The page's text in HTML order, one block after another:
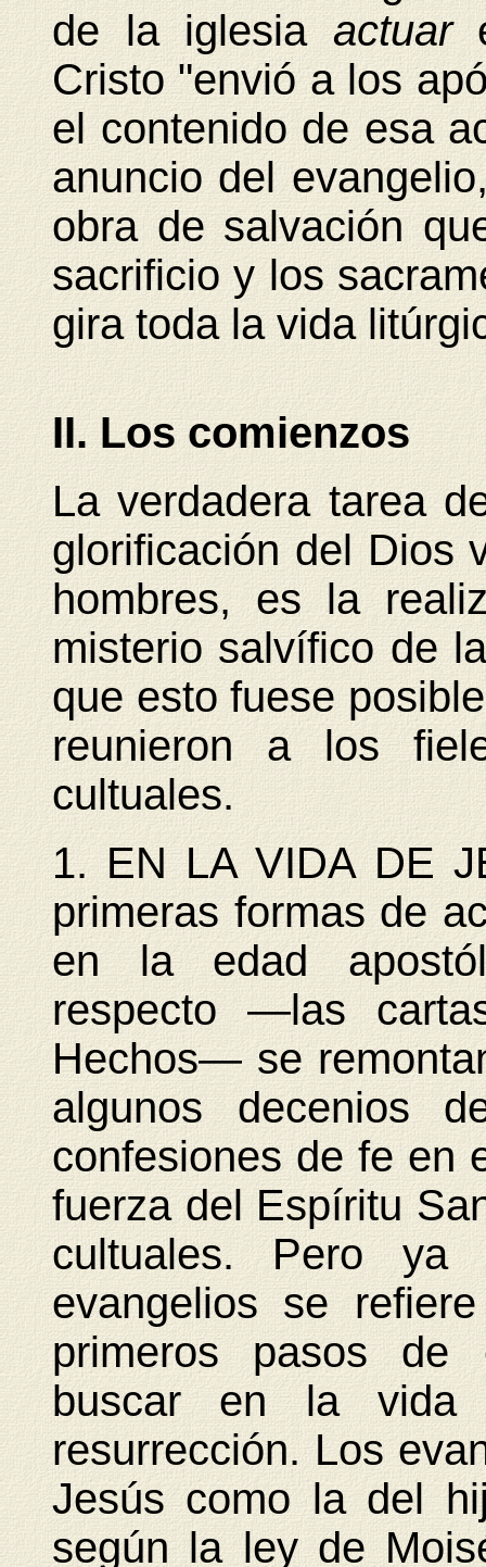
de la iglesiaactuar
Cristo "envió a los
el contenido de esa
anuncio del
obra de salvación
sacrificio y los
gira toda la vida
II. Los comienzos
La verdadera tarea
glorificación del Dios
hombres, es la
misterio salvífico de
que esto fuese
reunieron a los
cultuales.
1. EN LA VIDA DE
primeras formas de
en la edad
respecto —las
Hechos— se
algunos decenios
confesiones de fe en
fuerza del Espíritu
cultuales. Pero
evangelios se
primeros pasos de
buscar en la
resurrección. Los
Jesús como la del
según la ley de